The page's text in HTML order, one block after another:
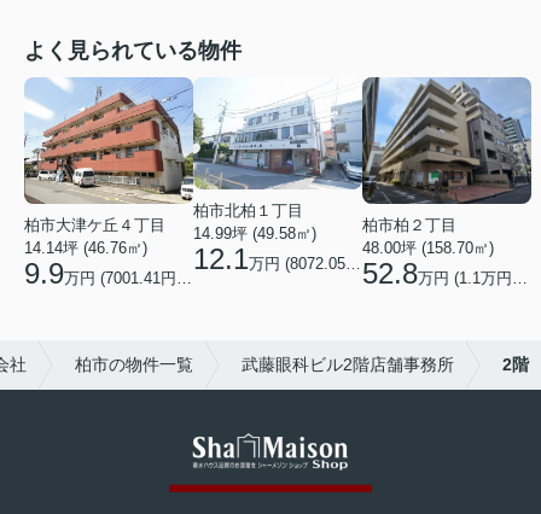
よく見られている物件
柏市大津ケ丘４丁目
14.14坪 (46.76㎡)
9.9万円 (7001.41円/坪)
柏市北柏１丁目
14.99坪 (49.58㎡)
12.1万円 (8072.05円/坪)
柏市柏２丁目
48.00坪 (158.70㎡)
52.8万円 (1.1万円/坪)
社 柏市の物件一覧 武藤眼科ビル2階店舗事務所 2階